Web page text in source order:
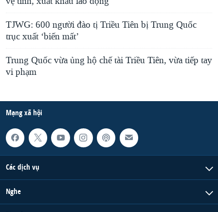
TJWG: 600 người đào tị Triều Tiên bị Trung Quốc
trục xuất ‘biến mất’
Trung Quốc vừa ủng hộ chế tài Triều Tiên, vừa tiếp tay
vi phạm
Mạng xã hội
Các dịch vụ
Nghe